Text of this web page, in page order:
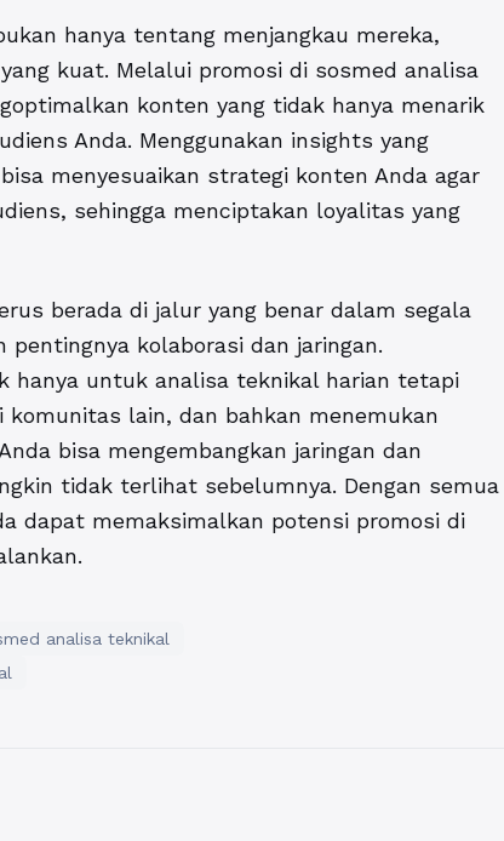
hanya tentang menjangkau mereka,
kuat. Melalui promosi di sosmed analisa
konten yang tidak hanya menarik
Anda. Menggunakan insights yang
menyesuaikan strategi konten Anda agar
sehingga menciptakan loyalitas yang
berada di jalur yang benar dalam segala
kolaborasi dan jaringan.
hanya untuk analisa teknikal harian tetapi
lain, dan bahkan menemukan
bisa mengembangkan jaringan dan
tidak terlihat sebelumnya. Dengan semua
dapat memaksimalkan potensi promosi di
analisa teknikal